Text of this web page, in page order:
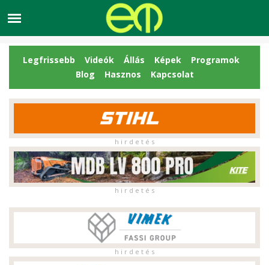
Legfrissebb Videók Állás Képek
Programok
Blog
Hasznos Kapcsolat
h i r d e t é s
h i r d e t é s
h i r d e t é s